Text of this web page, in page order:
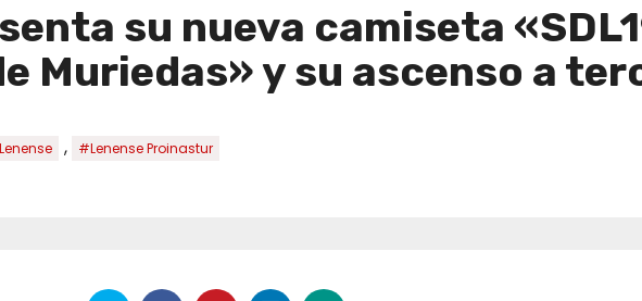
su nueva camiseta
Muriedas» y su ascenso a
, #Lenense Proinastur